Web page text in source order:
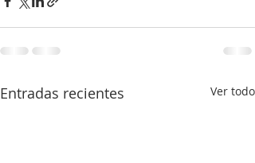
Entradas recientes Ver todo